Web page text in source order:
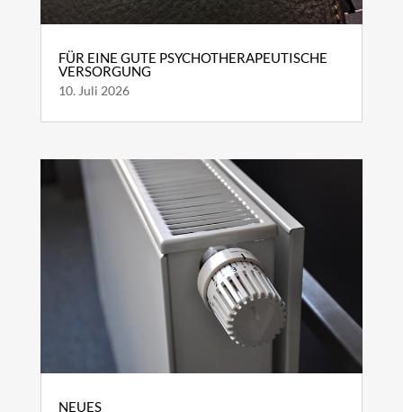
FÜR EINE GUTE PSYCHOTHERAPEUTISCHE
VERSORGUNG
10. Juli 2026
NEUES